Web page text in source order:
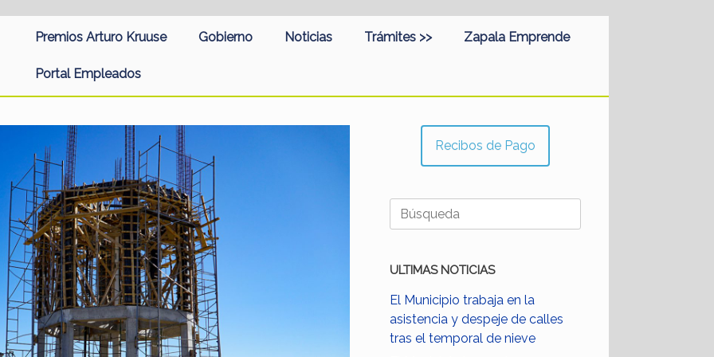
Premios Arturo Kruuse Gobierno Noticias Trámites >> Zapala Emprende
Portal Empleados
Recibos de Pago
Buscar:
ULTIMAS NOTICIAS
El Municipio trabaja en la
asistencia y despeje de calles
tras el temporal de nieve